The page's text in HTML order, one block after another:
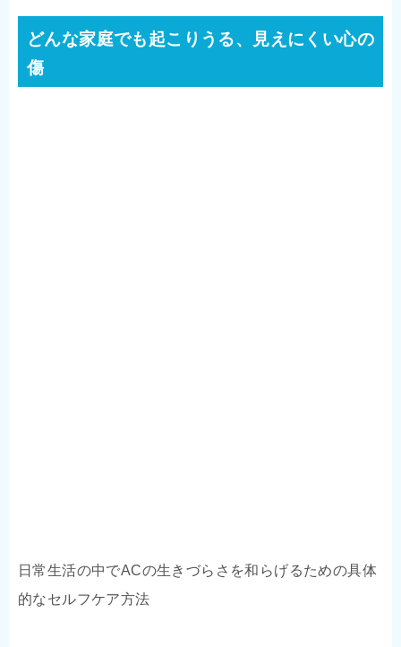
どんな家庭でも起こりうる、見えにくい心の
傷
日常生活の中でACの生きづらさを和らげるための具体
的なセルフケア方法